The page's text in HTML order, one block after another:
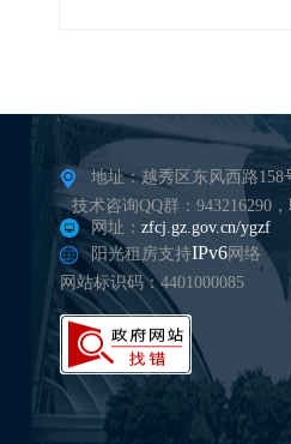
地址：越秀区东风西路
技术咨询QQ群：943216290
网址： zfcj.gz.gov.cn/ygzf
阳光租房支持IPv6网络
网站标识码：4401000085